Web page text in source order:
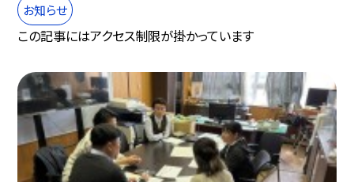
お知らせ
この記事にはアクセス制限が掛かっています